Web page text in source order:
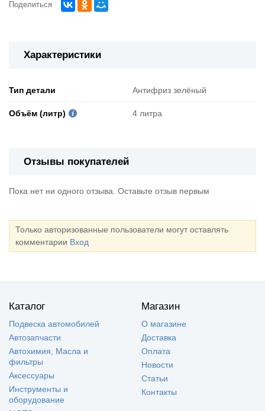
Поделиться
Характеристики
Тип детали Антифриз зелёный
Объём (литр) 4 литра
Отзывы покупателей
Пока нет ни одного отзыва. Оставьте отзыв первым
Только авторизованные пользователи могут оставлять
комментарии Вход
Каталог
Подвеска автомобилей
Автозапчасти
Автохимия, Масла и
фильтры
Аксессуары
Инструменты и
оборудование
Магазин
О магазине
Доставка
Оплата
Новости
Статьи
Контакты